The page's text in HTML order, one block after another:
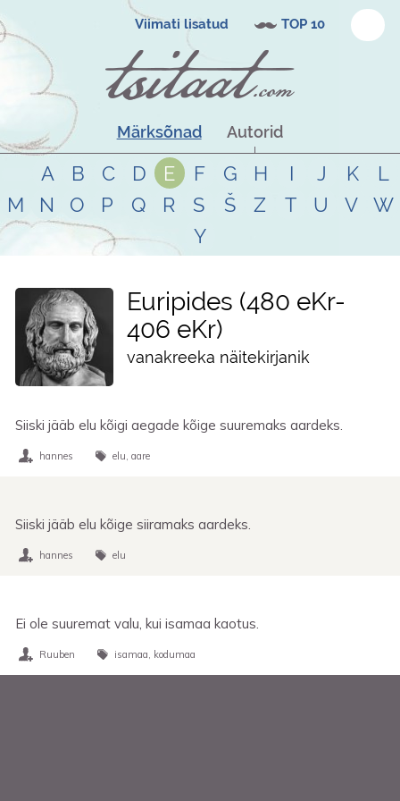
Viimati lisatud TOP 10
Märksõnad Autorid
A B C D E F G H I J K
L
M
N O P Q R S Š Z T U V
W
Y
Euripides 480 eKr-
406 eKr
vanakreeka näitekirjanik
Siiski jääb elu kõigi aegade kõige suuremaks aardeks.
hannes elu aare
Siiski jääb elu kõige siiramaks aardeks.
hannes elu
Ei ole suuremat valu, kui isamaa kaotus.
Ruuben isamaa kodumaa